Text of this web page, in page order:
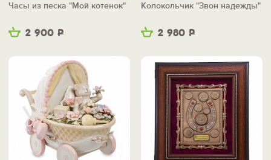
2 900 Р
Часы из песка "Мой котенок"
2 980 Р
Колокольчик "Звон надежды"